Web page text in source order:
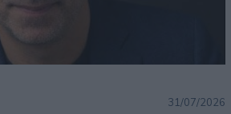
31/07/2026